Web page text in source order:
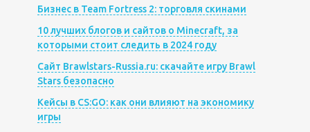
Бизнес в Team Fortress 2: торговля скинами
10 лучших блогов и сайтов о Minecraft, за
которыми стоит следить в 2024 году
Сайт Brawlstars-Russia.ru: скачайте игру Brawl
Stars безопасно
Кейсы в CS:GO: как они влияют на экономику
игры